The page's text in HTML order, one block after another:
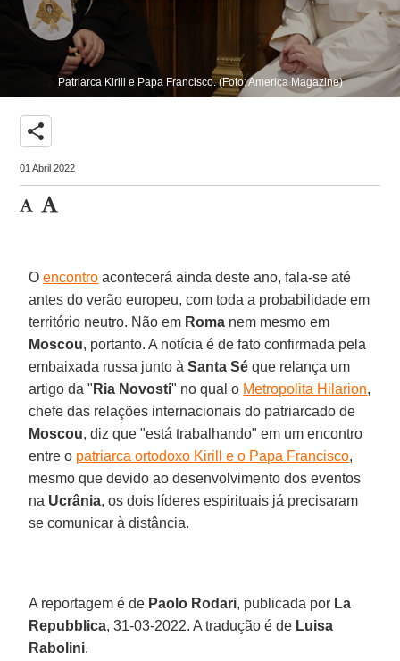
Patriarca Kirill e Papa Francisco. (Foto: America Magazine)
share
01 Abril 2022
Oencontro acontecerá ainda deste ano, fala-se até
antes do verão europeu, com toda a probabilidade em
território neutro. Não em Roma nem mesmo em
Moscou, portanto. A notícia é de fato confirmada pela
embaixada russa junto àSanta Sé que relança um
artigo da " Ria Novosti" no qual o Metropolita Hilarion,
chefe das relações internacionais do patriarcado de
Moscou, diz que "está trabalhando" em um encontro
entre o patriarca ortodoxo Kirill e o Papa Francisco,
mesmo que devido ao desenvolvimento dos eventos
na Ucrânia, os dois líderes espirituais já precisaram
se comunicar à distância.
A reportagem é de Paolo Rodari, publicada por La
Repubblica, 31-03-2022. A tradução é de Luisa
Rabolini.